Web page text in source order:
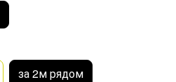
за 2м рядом